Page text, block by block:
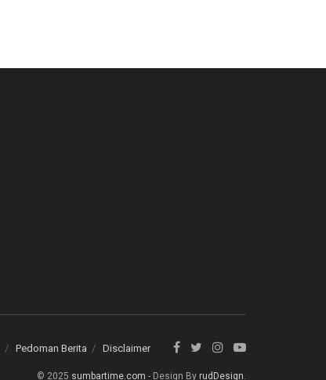
Pedoman Berita Disclaimer
© 2025 sumbartime.com - Design By rudDesign.